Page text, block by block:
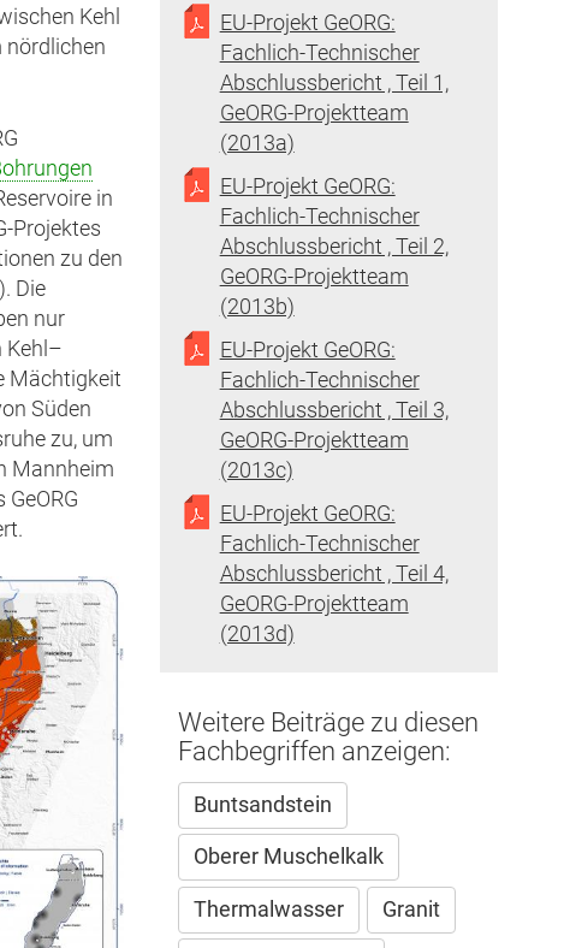
Kehl
nördlichen
in
Projektes
zu den
). Die
nur
Kehl–
Mächtigkeit
Süden
zu, um
Mannheim
EU-Projekt GeORG:
Fachlich-Technischer
Abschlussbericht , Teil 1,
GeORG-Projektteam
(2013a)
EU-Projekt GeORG:
Fachlich-Technischer
Abschlussbericht , Teil 2,
GeORG-Projektteam
(2013b)
EU-Projekt GeORG:
Fachlich-Technischer
Abschlussbericht , Teil 3,
GeORG-Projektteam
(2013c)
EU-Projekt GeORG:
Fachlich-Technischer
Abschlussbericht , Teil 4,
GeORG-Projektteam
(2013d)
Weitere Beiträge zu diesen
Fachbegriffen anzeigen:
Buntsandstein
Oberer Muschelkalk
Thermalwasser Granit